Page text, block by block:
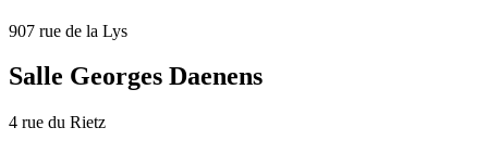
907 rue de la Lys
Salle Georges Daenens
4 rue du Rietz